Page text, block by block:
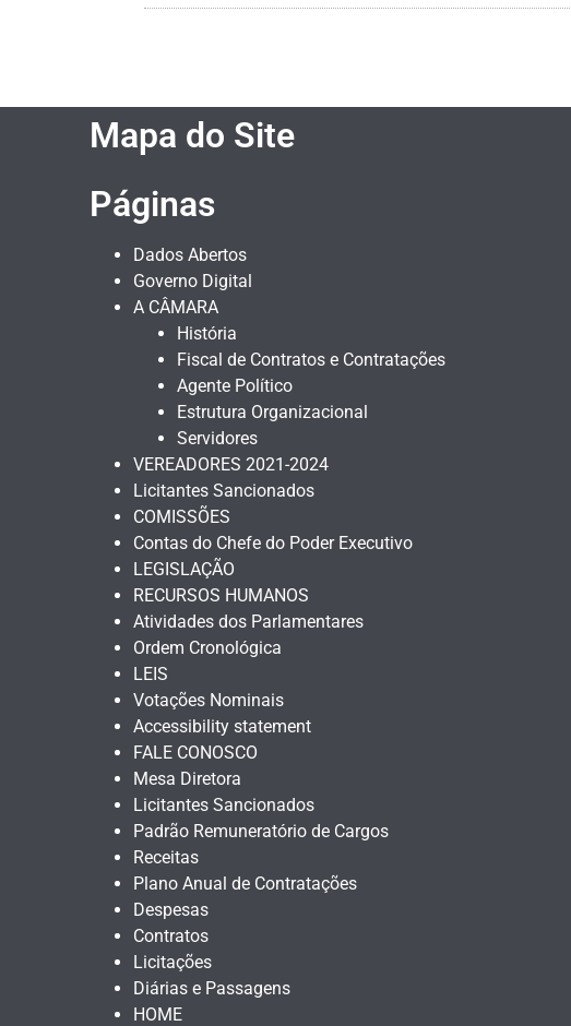
Mapa do Site
Páginas
Dados Abertos
Governo Digital
A CÂMARA
História
Fiscal de Contratos e Contratações
Agente Político
Estrutura Organizacional
Servidores
VEREADORES 2021-2024
Licitantes Sancionados
COMISSÕES
Contas do Chefe do Poder Executivo
LEGISLAÇÃO
RECURSOS HUMANOS
Atividades dos Parlamentares
Ordem Cronológica
LEIS
Votações Nominais
Accessibility statement
FALE CONOSCO
Mesa Diretora
Licitantes Sancionados
Padrão Remuneratório de Cargos
Receitas
Plano Anual de Contratações
Despesas
Contratos
Licitações
Diárias e Passagens
HOME